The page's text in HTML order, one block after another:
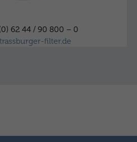
62 44 / 90 800 – 0
filter.de